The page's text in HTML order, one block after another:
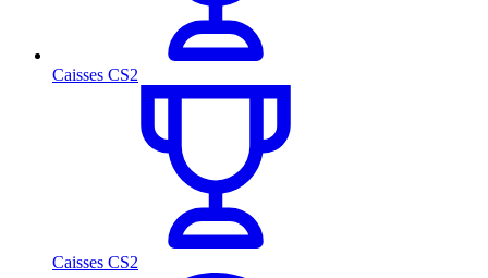
Caisses CS2
Caisses CS2